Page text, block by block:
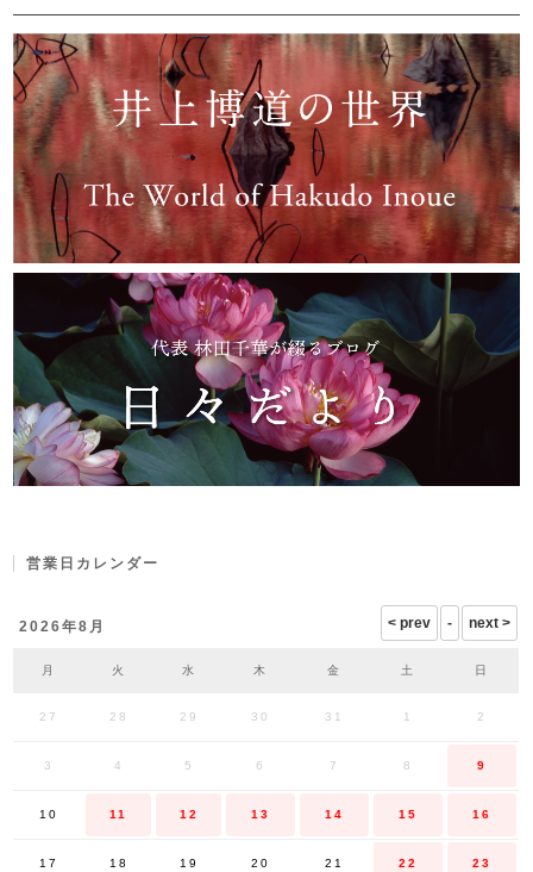
└ 手紬手織り麻
└ 先染め麻
└ からみ織
└ グレーズリネン
└ 綿麻帆布
└ リネンツイード
└ リネンハンプ
└ ざっくり麻
└ オーガニックの蚊帳
└ かやキノミシリーズ
└ ふちどりシリーズ
└ 花紋シリーズ
└ 小紋シリーズ
└ 華わびシリーズ
└ 波ステッチシリーズ
└ あゆみ鹿シリーズ
└ 森の鹿シリーズ
└ まほろばシリーズ
└ 刺し子渦シリーズ
└ 革の水玉シリーズ
└ 新ビオシリーズ
営業日カレンダー
2026年8月
月 火 水 木 金 土 日
27 28 29 30 31 1 2
3 4 5 6 7 8 9
10 11 12 13 14 15 16
17 18 19 20 21 22 23